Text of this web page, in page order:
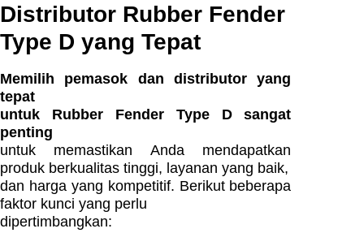
Distributor Rubber Fender
Type D yang Tepat
Memilih pemasok dan distributor yang
tepat
untuk Rubber Fender Type D sangat
penting
untuk memastikan Anda mendapatkan
produk berkualitas tinggi, layanan yang baik,
dan harga yang kompetitif. Berikut beberapa
faktor kunci yang perlu
dipertimbangkan: